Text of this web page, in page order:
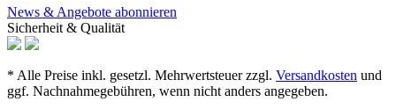
News & Angebote abonnieren
Sicherheit & Qualität
* Alle Preise inkl. gesetzl. Mehrwertsteuer zzgl. Versandkosten und
ggf. Nachnahmegebühren, wenn nicht anders angegeben.